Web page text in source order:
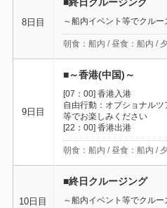
8日目 ～船内イベント等でクル
朝食：船内 / 昼食：船内 /
9日目
■～香港(中国)～
[07：00] 香港入港
自由行動：オプショナル
等でお楽しみください
[22：00] 香港出港
朝食：船内 / 昼食：船内 /
10日目
■終日クルージング
～船内イベント等でクル